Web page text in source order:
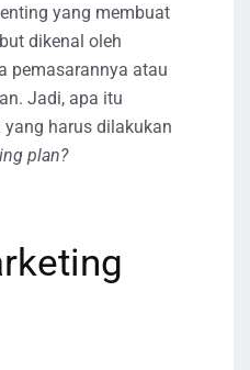
yang membuat
dikenal oleh
pemasarannya atau
Jadi, apa itu
yang harus dilakukan
plan?